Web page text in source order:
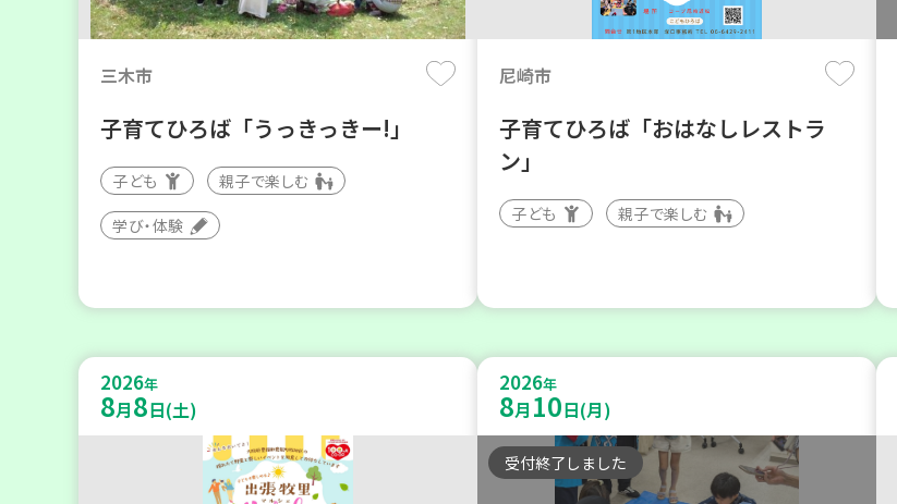
三木市
子育てひろば「うっきっきー!」
子ども 親子で楽しむ
学び・体験
尼崎市
子育てひろば「おはなしレストラ
ン」
子ども 親子で楽しむ
2026年
8月8日(土)
2026年
8月 10日(月)
受付終了しました